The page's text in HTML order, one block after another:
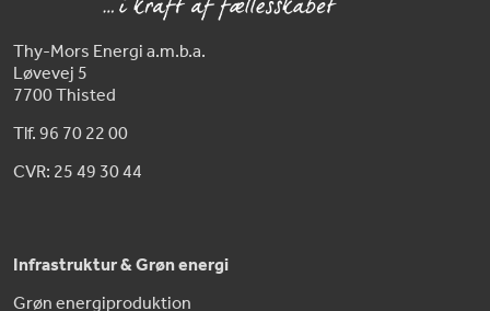
Thy-Mors Energi a.m.b.a.
Løvevej 5
7700 Thisted
Tlf. 96 70 22 00
CVR: 25 49 30 44
Infrastruktur & Grøn energi
Grøn energiproduktion